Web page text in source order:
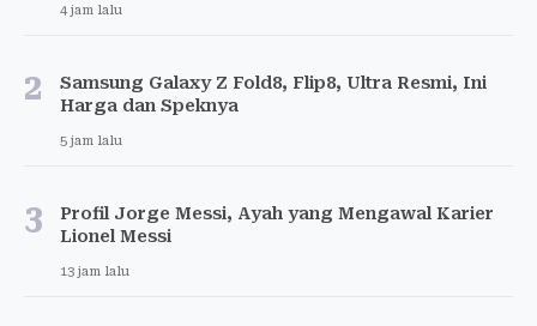
4 jam lalu
2
Samsung Galaxy Z Fold8, Flip8, Ultra Resmi, Ini
Harga dan Speknya
5 jam lalu
3
Profil Jorge Messi, Ayah yang Mengawal Karier
Lionel Messi
13 jam lalu